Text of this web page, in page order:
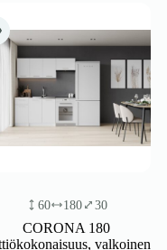
60 180 30
CORONA 180
valkoinen